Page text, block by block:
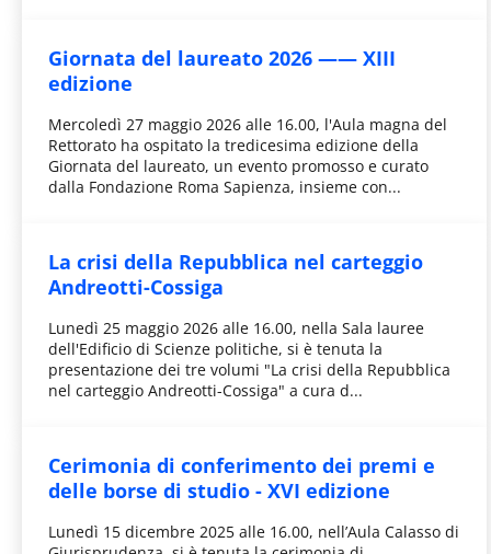
Giornata del laureato 2026 —— XIII
edizione
Mercoledì 27 maggio 2026 alle 16.00, l'Aula magna del
Rettorato ha ospitato la tredicesima edizione della
Giornata del laureato, un evento promosso e curato
dalla Fondazione Roma Sapienza, insieme con...
La crisi della Repubblica nel carteggio
Andreotti-Cossiga
Lunedì 25 maggio 2026 alle 16.00, nella Sala lauree
dell'Edificio di Scienze politiche, si è tenuta la
presentazione dei tre volumi "La crisi della Repubblica
nel carteggio Andreotti-Cossiga" a cura d...
Cerimonia di conferimento dei premi e
delle borse di studio - XVI edizione
Lunedì 15 dicembre 2025 alle 16.00, nell’Aula Calasso di